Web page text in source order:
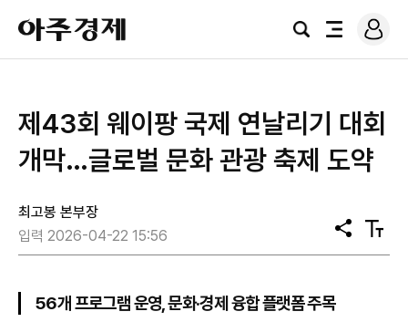
아
주
경
검
전
로
그
제43회 웨이팡 국제 연날리기 대회
개막…글로벌 문화 관광 축제 도약
최고봉 본부장
입력 2026-04-22 15:56
공
유
텍
스
56개 프로그램 운영, 문화·경제 융합 플랫폼 주목